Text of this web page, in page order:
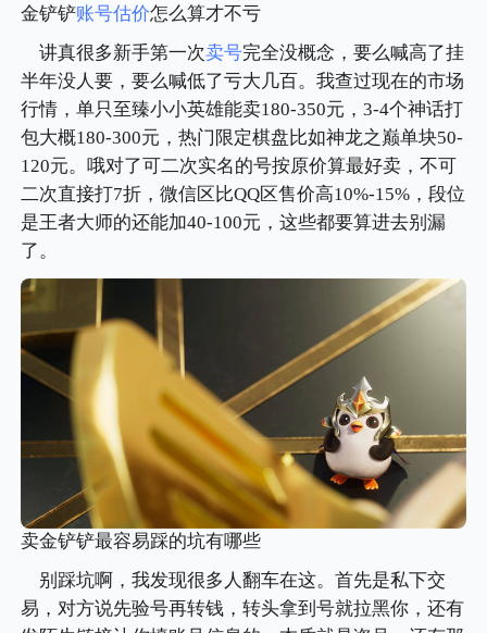
金铲铲账号估价怎么算才不亏
讲真很多新手第一次卖号完全没概念，要么喊高了挂
半年没人要，要么喊低了亏大几百。我查过现在的市场
行情，单只至臻小小英雄能卖180-350元，3-4个神话打
包大概180-300元，热门限定棋盘比如神龙之巅单块50-
120元。哦对了可二次实名的号按原价算最好卖，不可
二次直接打7折，微信区比QQ区售价高10%-15%，段位
是王者大师的还能加40-100元，这些都要算进去别漏
了。
卖金铲铲最容易踩的坑有哪些
别踩坑啊，我发现很多人翻车在这。首先是私下交
易，对方说先验号再转钱，转头拿到号就拉黑你，还有